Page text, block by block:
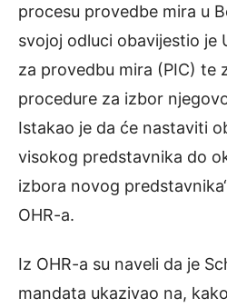
procesu provedbe mira u
svojoj odluci obavijestio je
za provedbu mira (PIC) te
procedure za izbor
Istakao je da će nastaviti
visokog predstavnika do
izbora novog
OHR-a.
Iz OHR-a su naveli da je
mandata ukazivao na,